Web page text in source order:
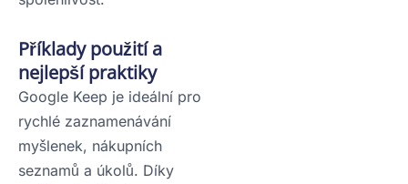
Příklady použití a
nejlepší praktiky
Google Keep je ideální pro
rychlé zaznamenávání
myšlenek, nákupních
seznamů a úkolů. Díky